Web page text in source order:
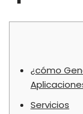
¿cómo
Servicios